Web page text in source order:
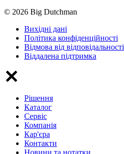
© 2026 Big Dutchman
Вихідні дані
Політика конфіденційності
Відмова від відповідальності
Віддалена підтримка
Рішення
Каталог
Сервіс
Компанія
Кар'єра
Контакти
Новини та нотатки